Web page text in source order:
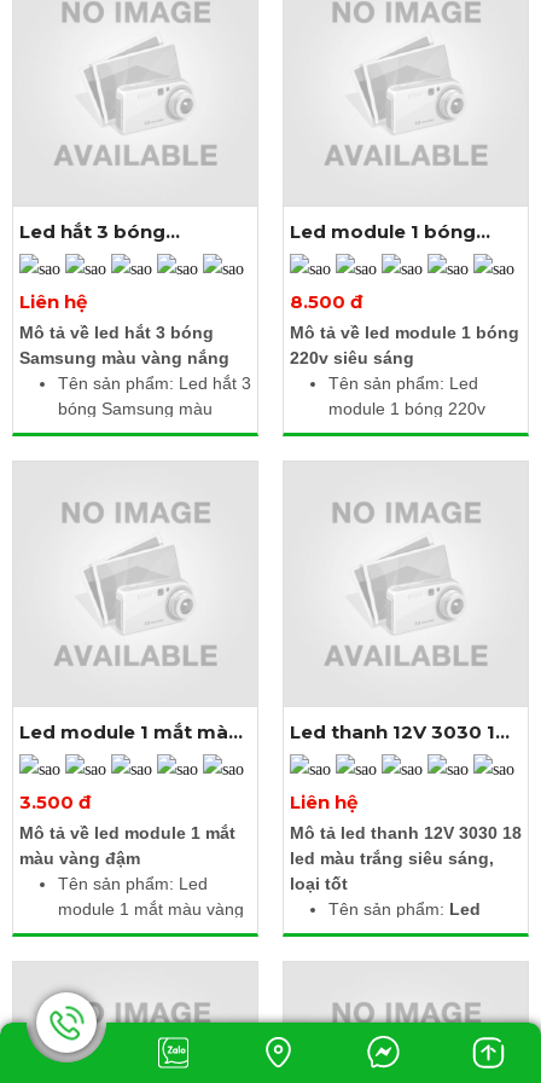
Trắng
Công suất: 0.3W / led
IP67: Chống nước
Kích thước bóng: Đầu
5mm, đế 9mm
Chiều dài: 3m gồm 50
con liền dây
Ánh sáng: Trắng
Kích thước: 2.5m gồm
20 module liền dây
Cấp độ bảo vệ: IP67
Xem thêm ảnh
Led hắt 3 bóng
samsung màu vàng
Liên hệ
Mô tả về led hắt 3 bóng
Samsung màu vàng nắng
Tên sản phẩm: Led hắt 3
bóng Samsung màu
vàng nắng
Điện áp: 12V DC
module
Kích thước: 2.5m gồm
20 module liền dây
Cấp độ bảo vệ: IP65
Xem thêm ảnh
Led module 1 bóng
220V
8.500 đ
Mô tả về led module 1 bóng
220v siêu sáng
Tên sản phẩm: Led
module 1 bóng 220v
Điện áp: 220V AC
Công suất: 1.5W /
Kích thước: 2.5m gồm
20 module liền dây
Cấp độ bảo vệ: IP65
Xem thêm ảnh
Led module 1 mắt màu
vàng đậm
3.500 đ
Mô tả về led module 1 mắt
màu vàng đậm
Tên sản phẩm: Led
module 1 mắt màu vàng
đậm
Điện áp: 12V DC
Công suất: 1.5W /
module
Kích thước: 2.5m gồm
20 bóng liền dây
Xem thêm ảnh
Led thanh 12V 3030 18
led màu trắng
Liên hệ
Mô tả led thanh 12V 3030 18
led màu trắng siêu sáng,
loại tốt
Tên sản phẩm: Led
thanh 12V 3030 18 led
màu trắng
12V
Công suất: 27W
Màu ánh sáng: Trắng